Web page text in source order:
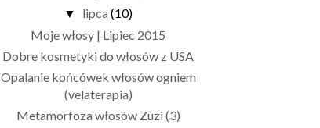
▼ lipca (10)
Moje włosy | Lipiec 2015
Dobre kosmetyki do włosów z USA
Opalanie końcówek włosów ogniem
(velaterapia)
Metamorfoza włosów Zuzi (3)